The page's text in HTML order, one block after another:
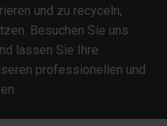
und zu recyceln,
Besuchen Sie uns
lassen Sie Ihre
professionellen und